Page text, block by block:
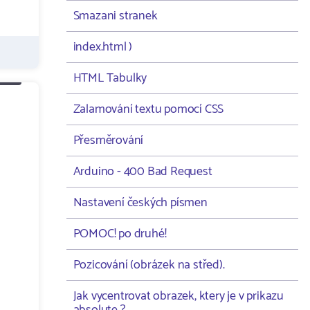
Smazani stranek
index.html )
HTML Tabulky
Zalamování textu pomocí CSS
Přesměrování
Arduino - 400 Bad Request
Nastavení českých písmen
POMOC! po druhé!
Pozicování (obrázek na střed).
Jak vycentrovat obrazek, ktery je v prikazu